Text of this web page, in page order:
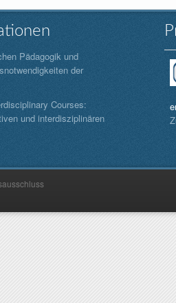
Pädagogik und
der
Courses:
und interdisziplinären